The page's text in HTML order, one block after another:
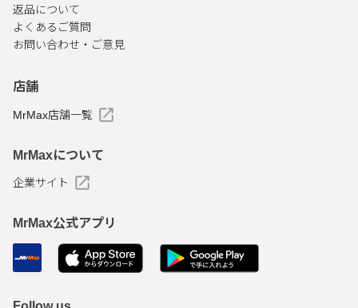
返品について
よくあるご質問
お問い合わせ・ご意見
店舗
MrMax店舗一覧
MrMaxについて
企業サイト
MrMax公式アプリ